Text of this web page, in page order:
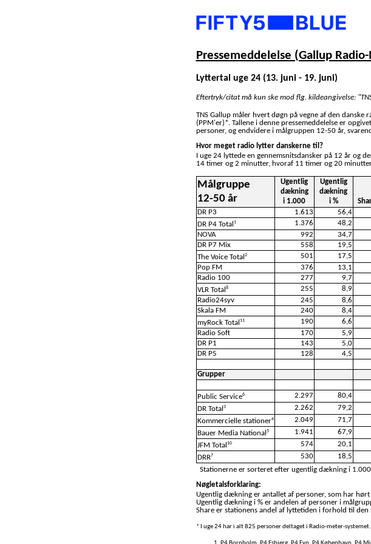
Pressemeddelelse (Gallup
Lyttertal uge 24 (13. juni - 19. juni)
Eftertryk/citat må kun ske mod flg. kildeangivelse:
TNS Gallup måler hvert døgn på vegne af den
(PPM'er)*. Tallene i denne pressemeddelelse er
personer, og endvidere i målgruppen 12-50 år,
Hvor meget radio lytter danskerne til?
I uge 24 lyttede en gennemsnitsdansker på 12 år og
14 timer og 2 minutter, hvoraf 11 timer og 20
Målgruppe
12-50 år
Ugentlig
dækning
i 1.000
Ugentlig
dækning
i %
DR P3
1.613 56,4
DR P4 Total 1 1.376 48,2
NOVA
992 34,7
DR P7 Mix
558 19,5
The Voice Total 2 501 17,5
Pop FM
376 13,1
Radio 100
277 9,7
VLR Total 8 255 8,9
Radio24syv
245 8,6
Skala FM
240 8,4
myRock Total 11 190 6,6
Radio Soft
170 5,9
DR P1
143 5,0
DR P5
128 4,5
Grupper
Public Service6 2.297 80,4
DR Total 3 2.262 79,2
Kommercielle stationer4 2.049 71,7
Bauer Media National 5 1.941 67,9
JFM Total 10 574 20,1
DRR7 530 18,5
Stationerne er sorteret efter ugentlig dækning i
Nøgletalsforklaring:
Ugentlig dækning er antallet af personer, som har
Ugentlig dækning i % er andelen af personer i
Share er stationens andel af lyttetiden i forhold til
* I uge 24 har i alt 825 personer deltaget i Radio-meter-systemet.